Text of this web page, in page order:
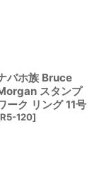
バホ族 Bruce
スタンプ
ーク リング 11号
R5-120]